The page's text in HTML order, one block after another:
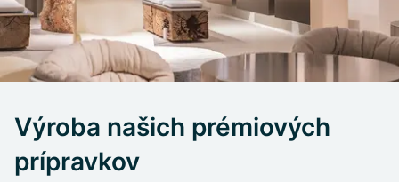
Výroba našich prémiových
prípravkov